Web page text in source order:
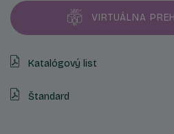
VIRTUÁLNA
Katalógový list
Štandard